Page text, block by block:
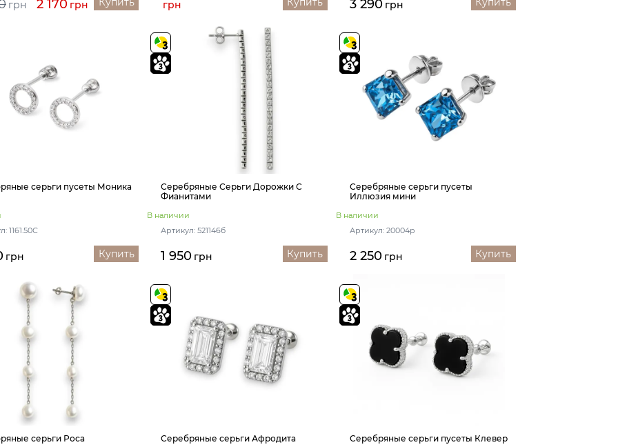
грн 2 170 грн грн 3 290 грн
серьги пусеты Моника
1161.50С
грн Купить
Серебряные Серьги Дорожки С
Фианитами
В наличии
Артикул: 521146б
1 950 грн Купить
Серебряные серьги пусеты
Иллюзия мини
В наличии
Артикул: 20004р
2 250 грн Купить
серьги Роса Серебряные серьги Афродита Серебряные серьги пусеты Клевер